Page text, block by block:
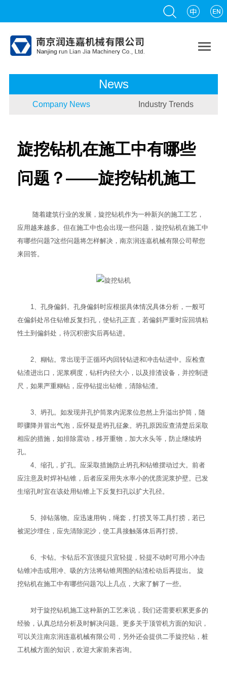

News
Company News Industry Trends
旋挖钻机在施工中有哪些
问题？——旋挖钻机施工
随着建筑行业的发展，旋挖钻机作为一种新兴的施工工艺，
应用越来越多。但在施工中也会出现一些问题，旋挖钻机在施工中
有哪些问题?这些问题将怎样解决，南京润连嘉机械有限公司帮您
来回答。
1、孔身偏斜。孔身偏斜时应根据具体情况具体分析，一般可
在偏斜处吊住钻锥反复扫孔，使钻孔正直，若偏斜严重时应回填粘
性土到偏斜处，待沉积密实后再钻进。
2、糊钻。常出现于正循环内回转钻进和冲击钻进中。应检查
钻渣进出口，泥浆稠度，钻杆内径大小，以及排渣设备，并控制进
尺，如果严重糊钻，应停钻提出钻锥，清除钻渣。
3、坍孔。如发现井孔护筒浆内泥浆位忽然上升溢出护筒，随
即骤降并冒出气泡，应怀疑是坍孔征象。坍孔原因应查清楚后采取
相应的措施，如排除震动，移开重物，加大水头等，防止继续坍
孔。
4、缩孔，扩孔。应采取措施防止坍孔和钻锥摆动过大。前者
应注意及时焊补钻锥，后者应采用失水率小的优质泥浆护壁。已发
生缩孔时宜在该处用钻锥上下反复扫孔以扩大孔径。
5、掉钻落物。应迅速用钩，绳套，打捞叉等工具打捞，若已
被泥沙埋住，应先清除泥沙，使工具接触落体后再打捞。
6、卡钻。卡钻后不宜强提只宜轻提，轻提不动时可用小冲击
钻锥冲击或用冲、吸的方法将钻锥周围的钻渣松动后再提出。 旋
挖钻机在施工中有哪些问题?以上几点，大家了解了一些。
对于旋挖钻机施工这种新的工艺来说，我们还需要积累更多的
经验，认真总结分析及时解决问题。更多关于顶管机方面的知识，
可以关注南京润连嘉机械有限公司，另外还会提供二手旋挖钻 ，桩
工机械方面的知识，欢迎大家前来咨询。